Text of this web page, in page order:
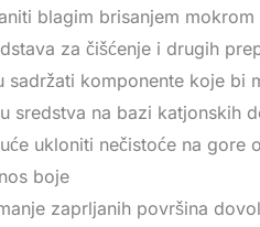
blagim brisanjem
za čišćenje i drugih
sadržati komponente koje
sredstva na bazi katjonskih
ukloniti nečistoće na gore
boje
zaprljanih površina